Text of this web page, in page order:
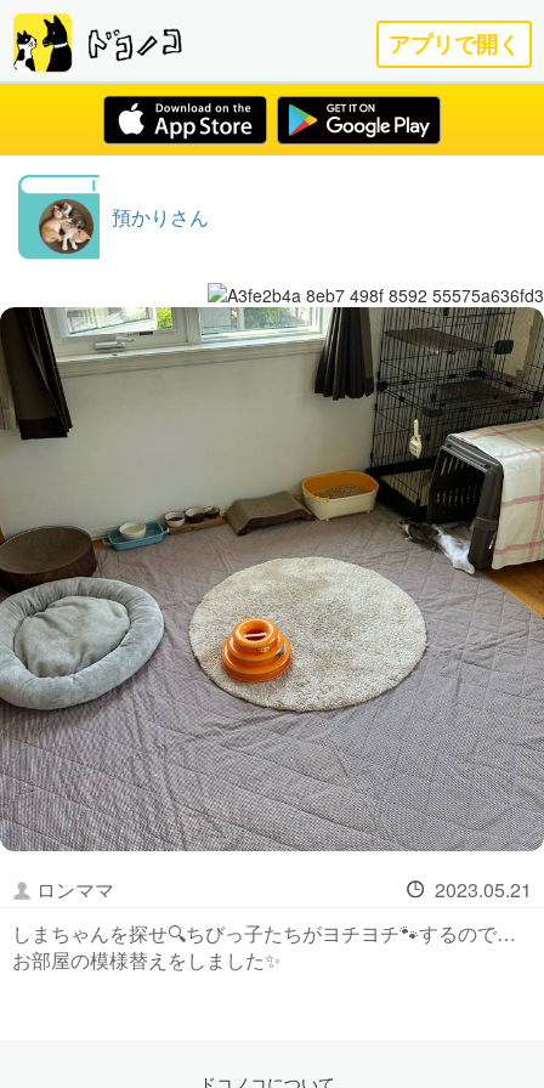
アプリで開く
預かりさん
ロンママ
2023.05.21
しまちゃんを探せ🔍ちびっ子たちがヨチヨチ🐾するので…
お部屋の模様替えをしました✨